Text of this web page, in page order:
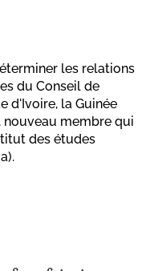
les relations
du Conseil de
d'Ivoire, la Guinée
membre qui
des études